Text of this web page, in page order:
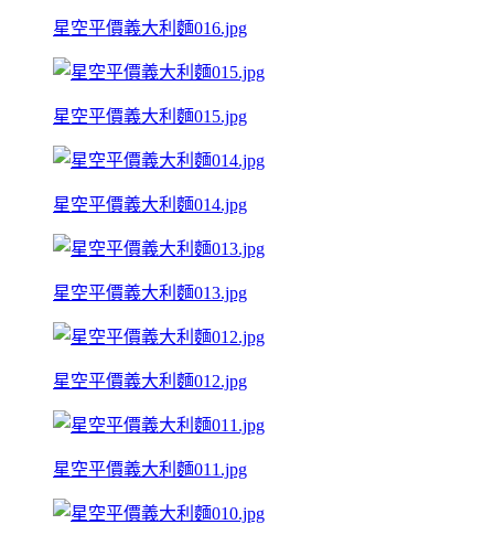
星空平價義大利麵016.jpg
星空平價義大利麵015.jpg
星空平價義大利麵014.jpg
星空平價義大利麵013.jpg
星空平價義大利麵012.jpg
星空平價義大利麵011.jpg